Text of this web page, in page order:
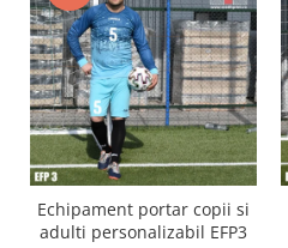
Echipament portar copii si
adulti personalizabil EFP3